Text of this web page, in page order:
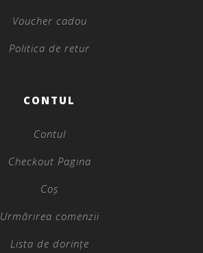
Voucher cadou
Politica de retur
CONTUL
Contul
Checkout Pagina
Coș
Urmărirea comenzii
Lista de dorințe